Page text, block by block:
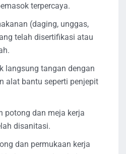
terpercaya.
(daging, unggas,
telah disertifikasi atau
langsung tangan dengan
alat bantu seperti penjepit
potong dan meja kerja
disanitasi.
dan permukaan kerja